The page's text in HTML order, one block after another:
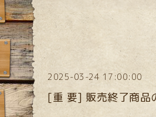
2025-03-24 17:00:00
[重 要] 販売終了商品